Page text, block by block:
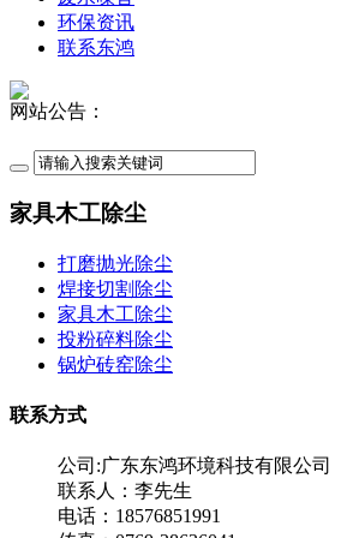
环保资讯
联系东鸿
网站公告：
家具木工除尘
打磨抛光除尘
焊接切割除尘
家具木工除尘
投粉碎料除尘
锅炉砖窑除尘
联系方式
公司:广东东鸿环境科技有限公司
联系人：李先生
电话：18576851991